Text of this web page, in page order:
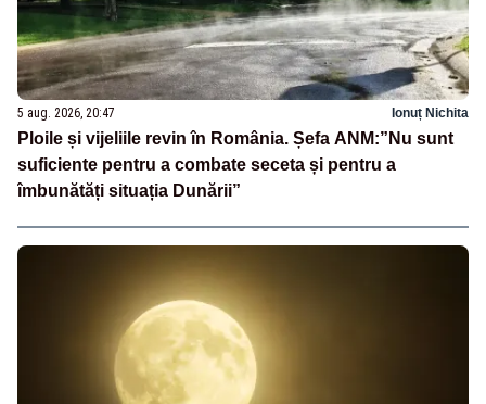
5 aug. 2026, 20:47 Ionuț Nichita
Ploile și vijeliile revin în România. Șefa ANM:”Nu sunt
suficiente pentru a combate seceta și pentru a
îmbunătăți situația Dunării”